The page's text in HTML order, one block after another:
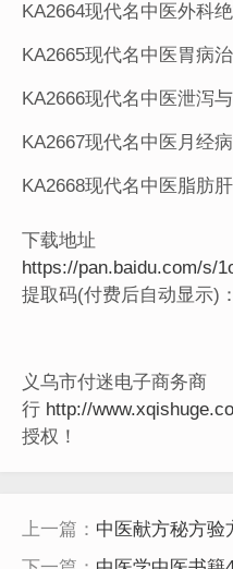
KA2664现代名中医外科
KA2665现代名中医胃病
KA2666现代名中医泄泻
KA2667现代名中医月经
KA2668现代名中医脂肪
下载地址
https://pan.baidu.com/s/
提取码(付费后自动显示)：
义乌市付迷电子商务商
行 http://
授权！
上一篇： 中医献方秘方验